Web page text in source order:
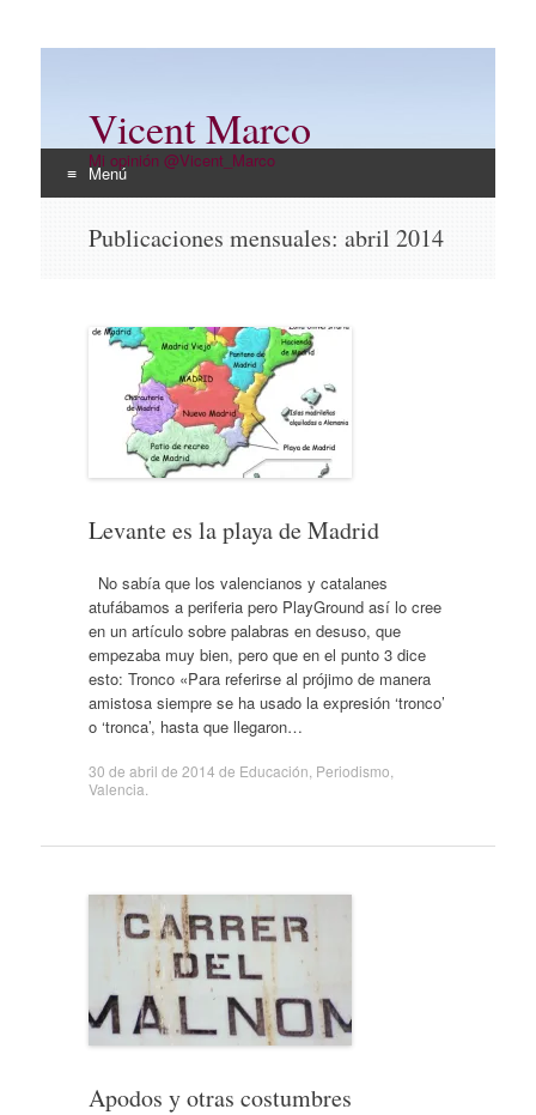
Vicent Marco
Mi opinión @Vicent_Marco
Menú
Publicaciones mensuales: abril 2014
Levante es la playa de Madrid
No sabía que los valencianos y catalanes
atufábamos a periferia pero PlayGround así lo cree
en un artículo sobre palabras en desuso, que
empezaba muy bien, pero que en el punto 3 dice
esto: Tronco «Para referirse al prójimo de manera
amistosa siempre se ha usado la expresión ‘tronco’
o ‘tronca’, hasta que llegaron…
30 de abril de 2014 de Educación Periodismo
Valencia
Apodos y otras costumbres